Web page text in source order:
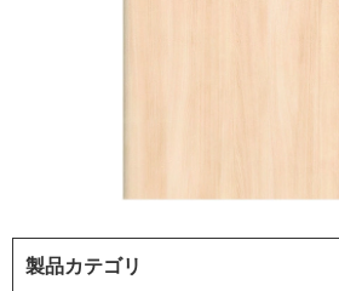
製品カテゴリ